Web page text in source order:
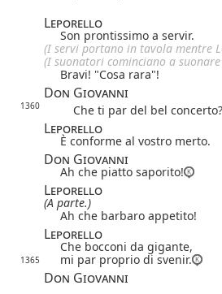
Leporello
Son prontissimo a servir.
(I servi portano in tavola mentre
(I suonatori cominciano a
Bravi! "Cosa rara"!
Don Giovanni
1360 Che ti par del bel concerto?
Leporello
È conforme al vostro merto.
Don Giovanni
Ah che piatto saporito!
Leporello
(A parte.)
Ah che barbaro appetito!
Leporello
Che bocconi da gigante,
1365 mi par proprio di svenir.
Don Giovanni